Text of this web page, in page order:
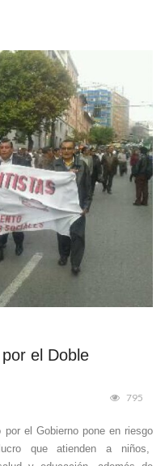
el Doble
795
por el Gobierno pone en riesgo
que atienden a niños,